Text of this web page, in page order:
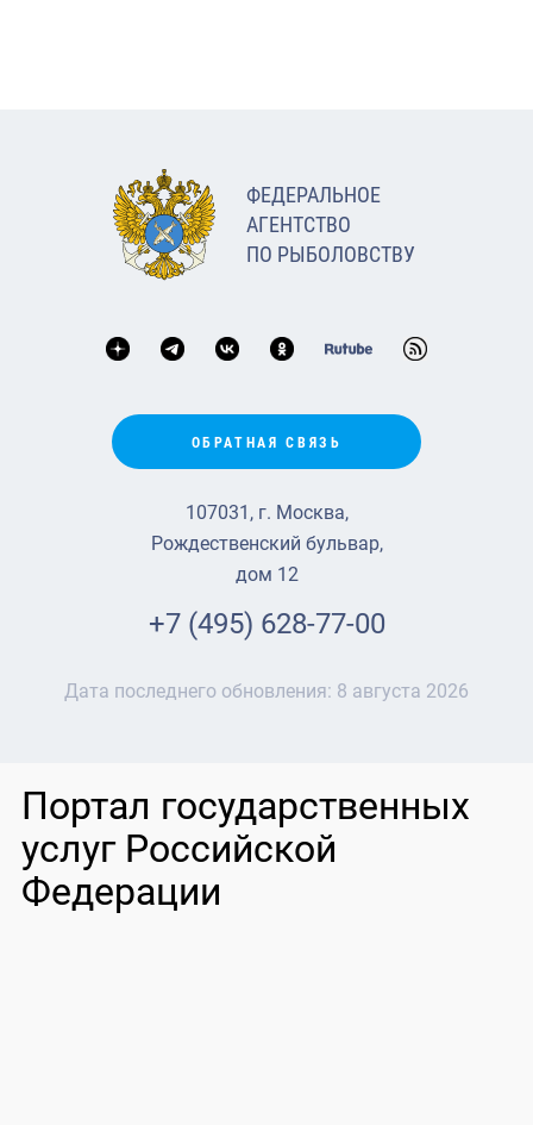
ФЕДЕРАЛЬНОЕ
АГЕНТСТВО
ПО РЫБОЛОВСТВУ
ОБРАТНАЯ СВЯЗЬ
107031, г. Москва,
Рождественский бульвар,
дом 12
+7 (495) 628-77-00
Дата последнего обновления: 8 августа 2026
Портал государственных
услуг Российской
Федерации